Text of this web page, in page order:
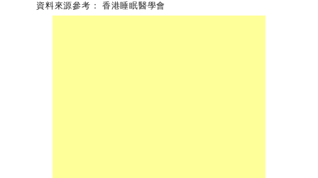
資料來源參考： 香港睡眠醫學會